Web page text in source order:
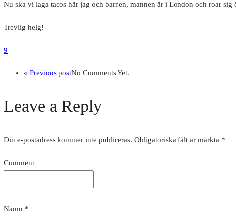
Nu ska vi laga tacos här jag och barnen, mannen är i London och roar
Trevlig helg!
9
« Previous postNo Comments Yet.
Leave a Reply
Din e-postadress kommer inte publiceras. Obligatoriska fält är märkta *
Comment
Namn *